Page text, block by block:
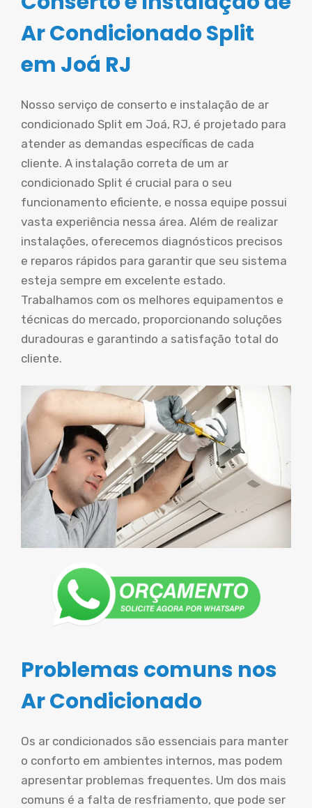
Ar Condicionado Split
em Joá RJ
Nosso serviço de conserto e instalação de ar
condicionado Split em Joá, RJ, é projetado para
atender as demandas específicas de cada
cliente. A instalação correta de um ar
condicionado Split é crucial para o seu
funcionamento eficiente, e nossa equipe possui
vasta experiência nessa área. Além de realizar
instalações, oferecemos diagnósticos precisos
e reparos rápidos para garantir que seu sistema
esteja sempre em excelente estado.
Trabalhamos com os melhores equipamentos e
técnicas do mercado, proporcionando soluções
duradouras e garantindo a satisfação total do
cliente.
Problemas comuns nos
Ar Condicionado
Os ar condicionados são essenciais para manter
o conforto em ambientes internos, mas podem
apresentar problemas frequentes. Um dos mais
comuns é a falta de resfriamento, que pode ser